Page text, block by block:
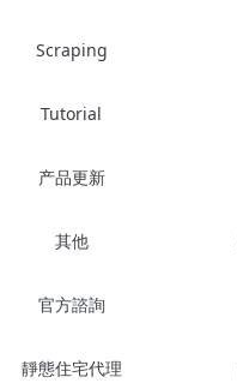
Scraping
Tutorial
产品更新
其他
官方諮詢
靜態住宅代理